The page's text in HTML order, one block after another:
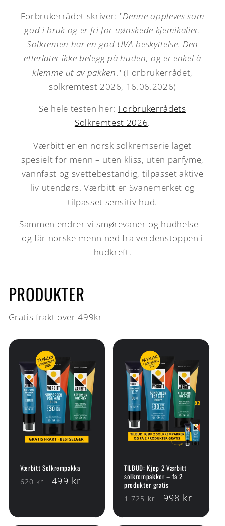
Forbrukerrådet skriver: "Denne oppleves som
god i bruk og er fri for uønskede kjemikalier.
Solkremen har en god UVA-beskyttelse. Den
etterlater ikke belegg på huden, og er enkel å
klemme ut av pakken." (Forbrukerrådet,
solkremtest 2026, 16.06.2026)
Se hele testen her: Forbrukerrådets
Solkremtest 2026.
Værbitt er en norsk solkremserie laget
spesielt for menn – uten kliss, uten parfyme,
vannfast og svettebestandig, tilpasset aktive
liv utendørs. Værbitt er Svanemerket og
tilpasset sensitiv hud.
Sammen endrer vi smørevaner og hudhelse –
og får norske menn ned fra verdenstoppen i
hudkreft.
PRODUKTER
Gratis frakt over 499kr
Værbitt Solkrempakka
Vanlig
620 kr Salgspris
499 kr
TILBUD: Kjøp 2 Værbitt
solkrempakker – få 2
produkter gratis
Vanlig
1 725 kr Salgspris
998 kr